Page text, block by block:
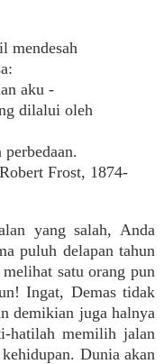
mendesah
aku -
dilalui oleh
Frost, 1874-
yang salah, Anda
puluh delapan tahun
satu orang pun
Ingat, Demas tidak
demikian juga halnya
hatilah memilih jalan
Dunia akan